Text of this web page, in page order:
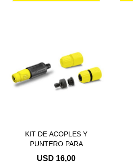
KIT DE ACOPLES Y
PUNTERO PARA
MANGUERA
USD 16,00